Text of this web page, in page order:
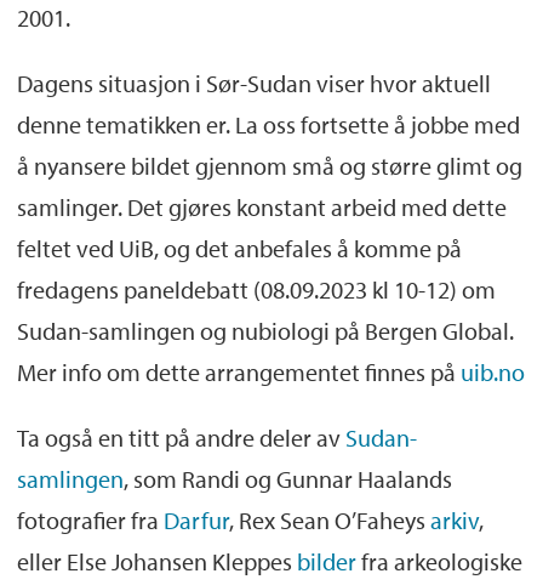
2001.
Dagens situasjon i Sør-Sudan viser hvor aktuell
denne tematikken er. La oss fortsette å jobbe med
å nyansere bildet gjennom små og større glimt og
samlinger. Det gjøres konstant arbeid med dette
feltet ved UiB, og det anbefales å komme på
fredagens paneldebatt (08.09.2023 kl 10-12) om
Sudan-samlingen og nubiologi på Bergen Global.
Mer info om dette arrangementet finnes på uib.no
Ta også en titt på andre deler av Sudan-
samlingen, som Randi og Gunnar Haalands
fotografier fra Darfur, Rex Sean O’Faheys arkiv,
eller Else Johansen Kleppes bilderfra arkeologiske